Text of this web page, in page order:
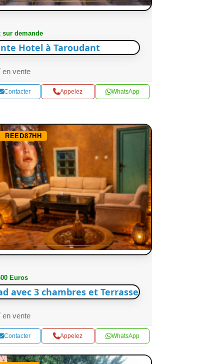
sur demande
Hotel à Taroudant
en vente
Contacter Appelez WhatsApp
REED87HH
Euros
avec 3 chambres et Terrasse
en vente
Contacter Appelez WhatsApp